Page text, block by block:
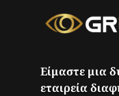
Είμαστε μια
εταιρεία